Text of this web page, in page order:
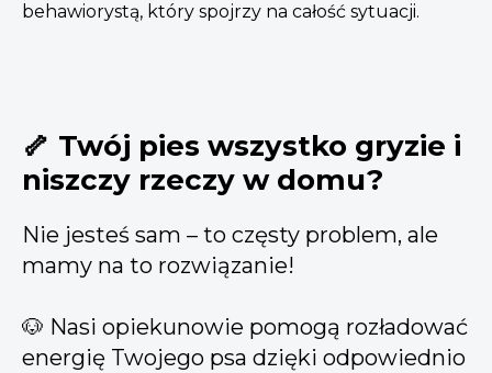
behawiorystą, który spojrzy na całość sytuacji.
🦴 Twój pies wszystko gryzie i
niszczy rzeczy w domu?
Nie jesteś sam – to częsty problem, ale
mamy na to rozwiązanie!
🐶 Nasi opiekunowie pomogą rozładować
energię Twojego psa dzięki odpowiednio